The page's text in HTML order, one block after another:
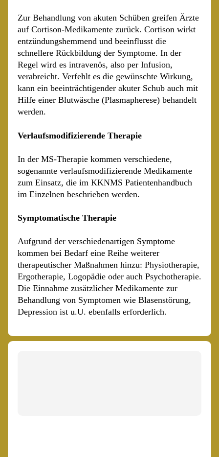
Zur Behandlung von akuten Schüben greifen Ärzte
auf Cortison-Medikamente zurück. Cortison wirkt
entzündungshemmend und beeinflusst die
schnellere Rückbildung der Symptome. In der
Regel wird es intravenös, also per Infusion,
verabreicht. Verfehlt es die gewünschte Wirkung,
kann ein beeinträchtigender akuter Schub auch mit
Hilfe einer Blutwäsche (Plasmapherese) behandelt
werden.
Verlaufsmodifizierende Therapie
In der MS-Therapie kommen verschiedene,
sogenannte verlaufsmodifizierende Medikamente
zum Einsatz, die im KKNMS Patientenhandbuch
im Einzelnen beschrieben werden.
Symptomatische Therapie
Aufgrund der verschiedenartigen Symptome
kommen bei Bedarf eine Reihe weiterer
therapeutischer Maßnahmen hinzu: Physiotherapie,
Ergotherapie, Logopädie oder auch Psychotherapie.
Die Einnahme zusätzlicher Medikamente zur
Behandlung von Symptomen wie Blasenstörung,
Depression ist u.U. ebenfalls erforderlich.